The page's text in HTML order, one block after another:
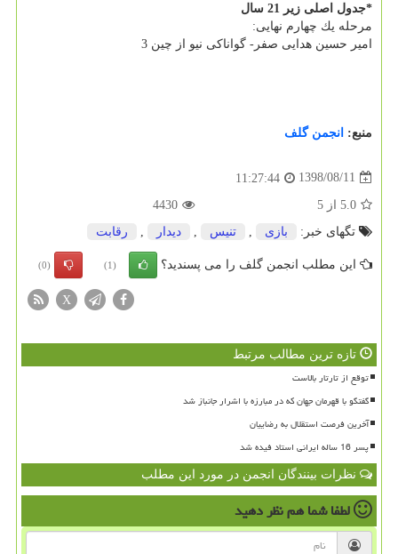
*جدول اصلی زیر 21 سال
مرحله یك چهارم نهایی:
امیر حسین هدایی صفر- گواناكی نیو از چین 3
منبع: انجمن گلف
1398/08/11
11:27:44
5.0 از 5
4430
تگهای خبر:
بازی تنیس دیدار رقابت
این مطلب انجمن گلف را می پسندید؟ (1)
(0)
X
تازه ترین مطالب مرتبط
توقع از تارتار بالاست
گفتگو با قهرمان جهان که در مبارزه با اشرار جانباز شد
آخرین فرصت استقلال به رضاییان
پسر 16 ساله ایرانی استاد فیده شد
نظرات بینندگان انجمن در مورد این مطلب
لطفا شما همنظر دهید